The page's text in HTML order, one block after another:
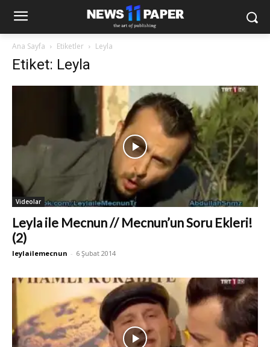
Ana Sayfa Etiketler Leyla
Etiket: Leyla
Videolar
Leyla ile Mecnun // Mecnun’un Soru Ekleri!
(2)
leylailemecnun - 6 Şubat 2014